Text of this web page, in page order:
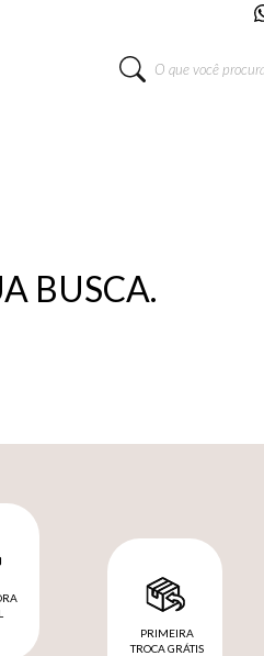
O que você procura?
BUSCA.
PRIMEIRA
TROCA GRÁTIS